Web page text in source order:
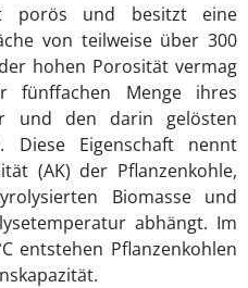
porös und besitzt eine
von teilweise über 300
hohen Porosität vermag
fünffachen Menge ihres
und den darin gelösten
Diese Eigenschaft nennt
(AK) der Pflanzenkohle,
Biomasse und
abhängt. Im
entstehen Pflanzenkohlen